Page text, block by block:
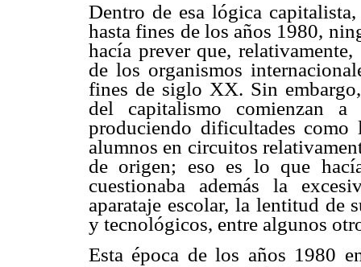
Dentro de esa lógica
hasta fines de los años 1980,
hacía prever que,
de los organismos
fines de siglo XX. Sin
del capitalismo comienzan
produciendo dificultades
alumnos en circuitos
de origen; eso es lo que
cuestionaba además la
aparataje escolar, la lentitud de
y tecnológicos, entre algunos
Esta época de los años 1980